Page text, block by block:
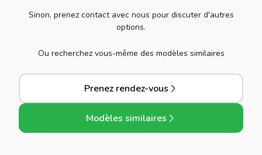
Sinon, prenez contact avec nous pour discuter d'autres
options.
Ou recherchez vous-même des modèles similaires
Prenez rendez-vous
Modèles similaires